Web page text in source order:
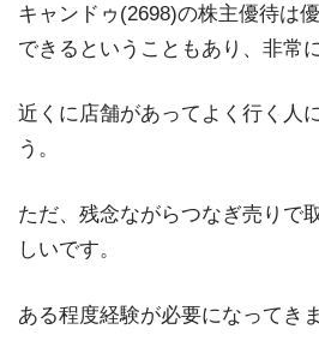
キャンドゥ(2698)の株主優待は
できるということもあり、非常
近くに店舗があってよく行く人
う。
ただ、残念ながらつなぎ売りで
しいです。
ある程度経験が必要になってき